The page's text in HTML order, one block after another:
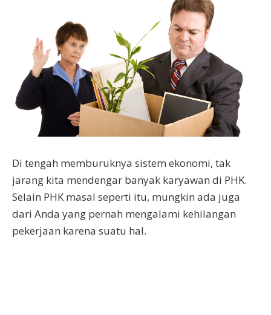
Di tengah memburuknya sistem ekonomi, tak
jarang kita mendengar banyak karyawan di PHK.
Selain PHK masal seperti itu, mungkin ada juga
dari Anda yang pernah mengalami kehilangan
pekerjaan karena suatu hal.